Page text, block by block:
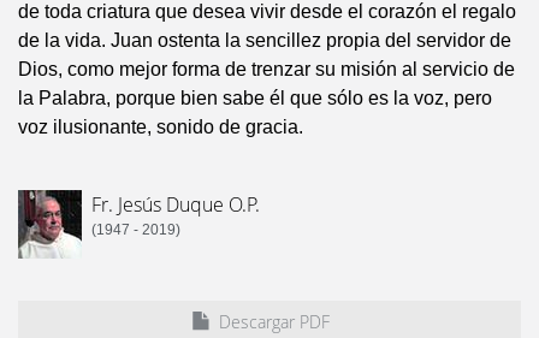
de toda criatura que desea vivir desde el corazón el regalo
de la vida. Juan ostenta la sencillez propia del servidor de
Dios, como mejor forma de trenzar su misión al servicio de
la Palabra, porque bien sabe él que sólo es la voz, pero
voz ilusionante, sonido de gracia.
Fr. Jesús Duque O.P.
(1947 - 2019)
Descargar PDF